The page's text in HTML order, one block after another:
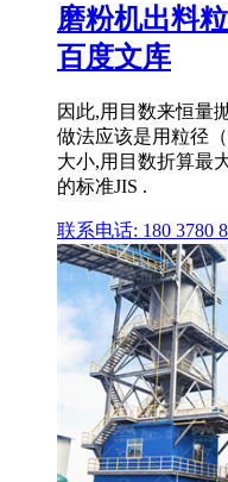
磨粉机出料
百度文库
因此,用目数来恒量
做法应该是用粒径
大小,用目数折算最
的标准JIS .
联系电话: 180 3780